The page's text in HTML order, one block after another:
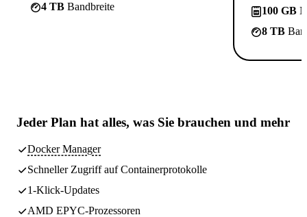
4 TB Bandbreite
100 GB
8 TB
Jeder Plan hat alles, was Sie brauchen und mehr
Docker Manager
Schneller Zugriff auf Containerprotokolle
1-Klick-Updates
AMD EPYC-Prozessoren